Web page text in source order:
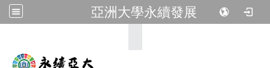
亞洲大學永續發展